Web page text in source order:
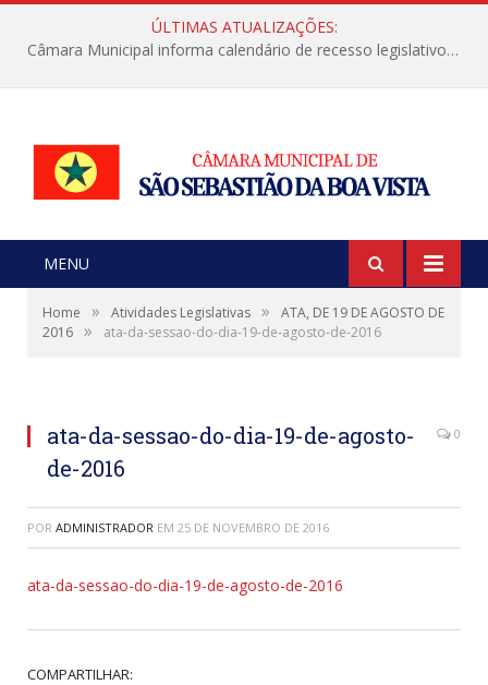
ÚLTIMAS ATUALIZAÇÕES:
Câmara Municipal informa calendário de recesso legislativo de julho
MENU
Home » Atividades Legislativas »
ATA, DE 19 DE AGOSTO DE
2016 » ata-da-sessao-do-dia-19-de-agosto-de-2016
ata-da-sessao-do-dia-19-de-agosto-
de-2016
0
POR ADMINISTRADOR EM 25 DE NOVEMBRO DE 2016
ata-da-sessao-do-dia-19-de-agosto-de-2016
COMPARTILHAR: